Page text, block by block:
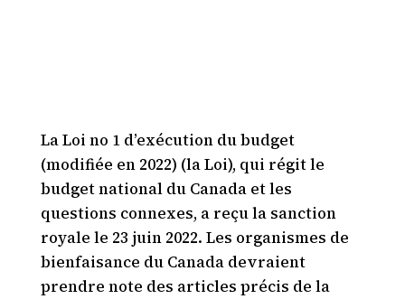
La Loi no 1 d’exécution du budget
(modifiée en 2022) (la Loi), qui régit le
budget national du Canada et les
questions connexes, a reçu la sanction
royale le 23 juin 2022. Les organismes de
bienfaisance du Canada devraient
prendre note des articles précis de la